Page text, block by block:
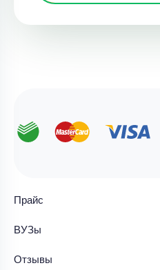
Прайс
ВУЗы
Отзывы